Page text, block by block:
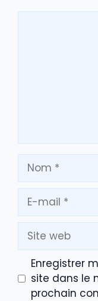
Nom
mail
Site
web
Enregistrer
site dans le
prochain